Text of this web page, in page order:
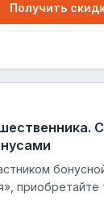
Получить
приобретайте